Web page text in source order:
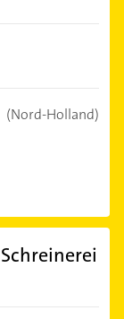
(Nord-Holland)